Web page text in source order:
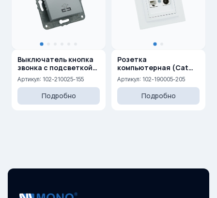
Выключатель кнопка
звонка с подсветкой
10AX, 250 V
Артикул: 102-210025-155
Подробно
Розетка
компьютерная (Cat
6)+ ТВ — Концевая (0,5
dB) (F)
Артикул: 102-190005-205
Подробно